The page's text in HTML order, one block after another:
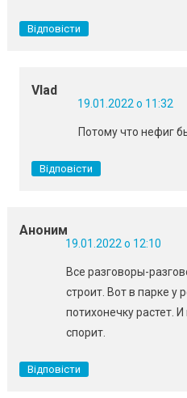
Відповісти
Vlad
19.01.2022 о 11:32
Потому что нефиг
Відповісти
Аноним
19.01.2022 о 12:10
Все разговоры-
строит. Вот в парке у
потихонечку растет.
спорит.
Відповісти